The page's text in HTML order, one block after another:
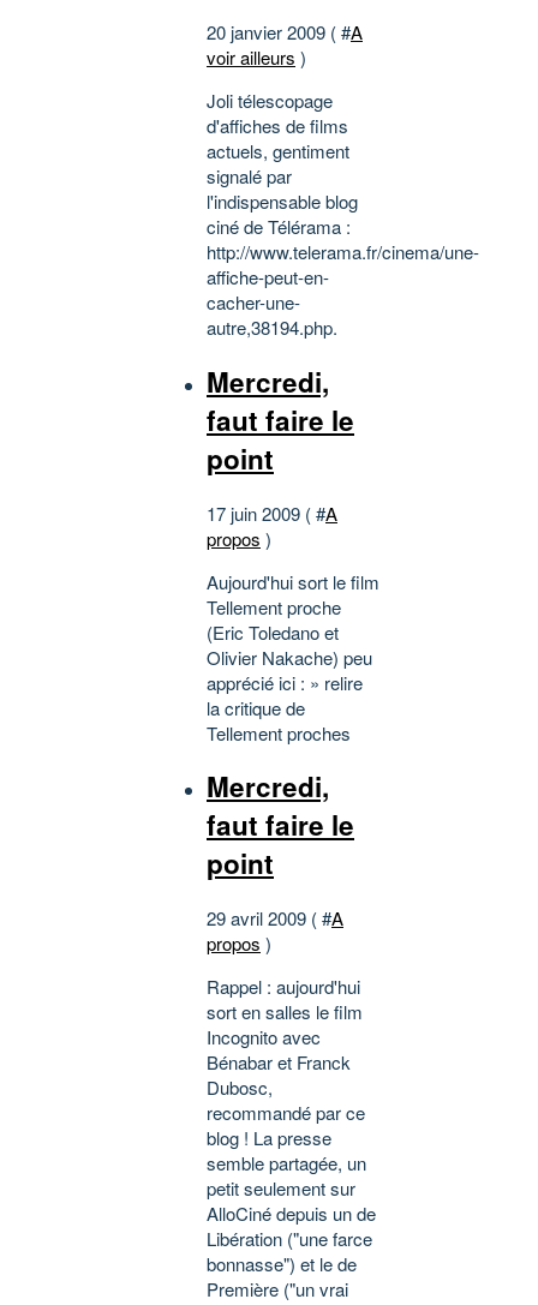
20 janvier 2009 ( #A
voir ailleurs )
Joli télescopage
d'affiches de films
actuels, gentiment
signalé par
l'indispensable blog
ciné de Télérama :
http://www.telerama.fr/cinema/une-
affiche-peut-en-
cacher-une-
autre,38194.php.
Mercredi,
faut faire le
point
17 juin 2009 ( #A
propos )
Aujourd'hui sort le film
Tellement proche
(Eric Toledano et
Olivier Nakache) peu
apprécié ici : » relire
la critique de
Tellement proches
Mercredi,
faut faire le
point
29 avril 2009 ( #A
propos )
Rappel : aujourd'hui
sort en salles le film
Incognito avec
Bénabar et Franck
Dubosc,
recommandé par ce
blog ! La presse
semble partagée, un
petit seulement sur
AlloCiné depuis un de
Libération ("une farce
bonnasse") et le de
Première ("un vrai